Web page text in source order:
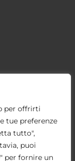
per offrirti
tue preferenze
tutto",
puoi
per fornire un